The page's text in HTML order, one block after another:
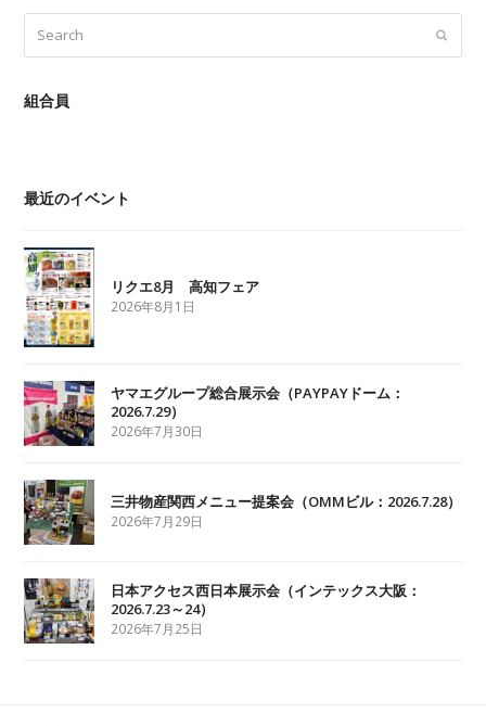
Submit
組合員
最近のイベント
リクエ8月 高知フェア
2026年8月1日
ヤマエグループ総合展示会（PAYPAYドーム：
2026.7.29）
2026年7月30日
三井物産関西メニュー提案会（OMMビル：2026.7.28）
2026年7月29日
日本アクセス西日本展示会（インテックス大阪：
2026.7.23～24）
2026年7月25日